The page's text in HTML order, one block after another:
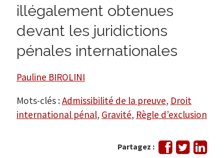
illégalement obtenues
devant les juridictions
pénales internationales
Pauline BIROLINI
Mots-clés :Admissibilité de la preuve, Droit
international pénal, Gravité, Règle d’exclusion
Partagez :
Partager
Tweeter